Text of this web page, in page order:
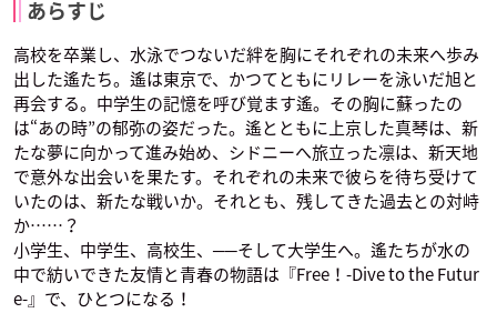
あらすじ
高校を卒業し、水泳でつないだ絆を胸にそれぞれの未来へ歩み
出した遙たち。遙は東京で、かつてともにリレーを泳いだ旭と
再会する。中学生の記憶を呼び覚ます遙。その胸に蘇ったの
は“あの時”の郁弥の姿だった。遙とともに上京した真琴は、新
たな夢に向かって進み始め、シドニーへ旅立った凛は、新天地
で意外な出会いを果たす。それぞれの未来で彼らを待ち受けて
いたのは、新たな戦いか。それとも、残してきた過去との対峙
か……？
小学生、中学生、高校生、──そして大学生へ。遙たちが水の
中で紡いできた友情と青春の物語は『Free！-Dive to the Futur
e-』で、ひとつになる！